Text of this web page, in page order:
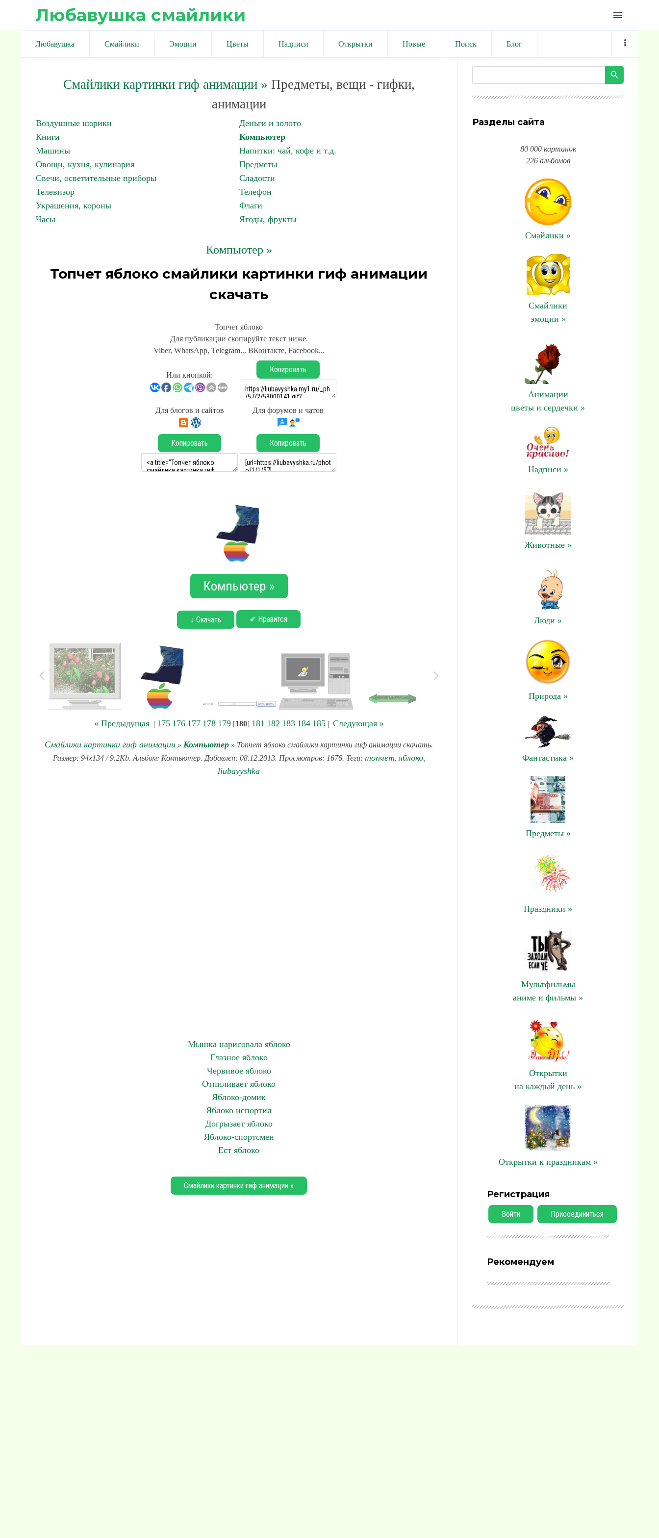
Любавушка смайлики menu
Любавушка Смайлики Эмоции Цветы Надписи Открытки Новые Поиск Блог
Смайлики картинки гиф анимации» Предметы, вещи - гифки,
анимации
Воздушные шарики
Деньги и золото
Книги
Компьютер
Машины
Напитки: чай, кофе и т.д.
Овощи, кухня, кулинария
Предметы
Свечи, осветительные приборы
Сладости
Телевизор
Телефон
Украшения, короны
Флаги
Часы
Ягоды, фрукты
Компьютер »
Топчет яблоко смайлики картинки гиф анимации
скачать
Топчет яблоко
Для публикации скопируйте текст ниже.
Viber, WhatsApp, Telegram... ВКонтакте, Facebook...
Или кнопкой:
Копировать
Для блогов и сайтов Для форумов и чатов
Копировать Копировать
Компьютер »
↓ Скачать ✔ Нравится
« Предыдущая| 175 176 177 178 179[180] 181 182 183 184 185| Следующая »
Смайлики картинки гиф анимации » Компьютер » Топчет яблоко смайлики картинки гиф анимации скачать.
Размер: 94x134 / 9.2Kb. Альбом: Компьютер. Добавлен: 08.12.2013. Просмотров: 1676. Теги: топчет яблоко,
liubavyshka
Мышка нарисовала яблоко
Глазное яблоко
Червивое яблоко
Отпиливает яблоко
Яблоко-домик
Яблоко испортил
Догрызает яблоко
Яблоко-спортсмен
Ест яблоко
Смайлики картинки гиф анимации »
Разделы сайта
80 000 картинок
226 альбомов
Смайлики »
Смайлики
эмоции »
Анимации
цветы и сердечки »
Надписи »
Животные »
Люди »
Природа »
Фантастика »
Предметы »
Праздники »
Мультфильмы
аниме и фильмы »
Открытки
на каждый день »
Открытки к праздникам »
Регистрация
Войти Присоединиться
Рекомендуем